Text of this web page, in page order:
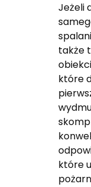
Jeżeli
także
które
które